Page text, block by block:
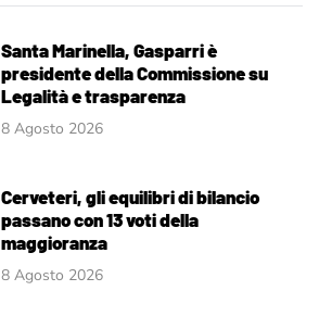
Santa Marinella, Gasparri è
presidente della Commissione su
Legalità e trasparenza
8 Agosto 2026
Cerveteri, gli equilibri di bilancio
passano con 13 voti della
maggioranza
8 Agosto 2026